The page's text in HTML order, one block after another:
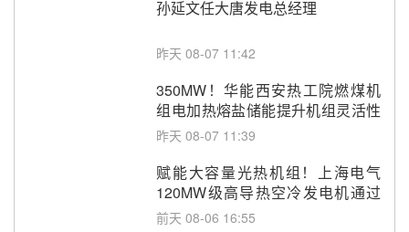
孙延文任大唐发电总经理
昨天 08-07 11:42
350MW！华能西安热工院燃煤机
组电加热熔盐储能提升机组灵活性
改造项目初步设计第三方评审服务
昨天 08-07 11:39
赋能大容量光热机组！上海电气
120MW级高导热空冷发电机通过
型式试验
前天 08-06 16:55